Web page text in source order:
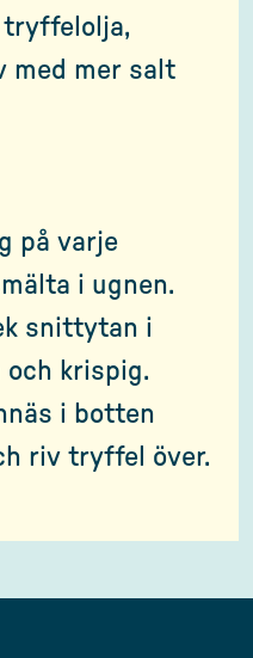
tryffelolja,
med mer salt
på varje
i ugnen.
snittytan i
krispig.
i botten
riv tryffel över.